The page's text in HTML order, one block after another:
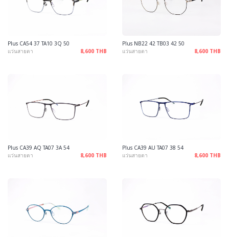
Plus CA54 37 TA10 3Q 50
แว่นสายตา
8,600 THB
Plus NB22 42 TB03 42 50
แว่นสายตา
8,600 THB
Plus CA39 AQ TA07 3A 54
แว่นสายตา
8,600 THB
Plus CA39 AU TA07 38 54
แว่นสายตา
8,600 THB